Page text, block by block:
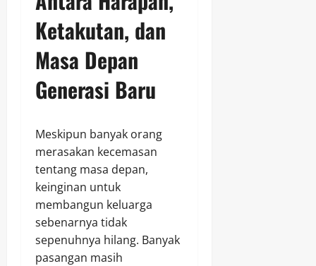
Ketakutan, dan
Masa Depan
Generasi Baru
Meskipun banyak orang
merasakan kecemasan
tentang masa depan,
keinginan untuk
membangun keluarga
sebenarnya tidak
sepenuhnya hilang. Banyak
pasangan masih